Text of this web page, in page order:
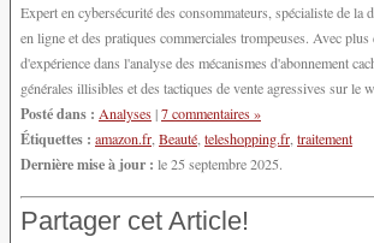
Expert en cybersécurité des consommateurs, spécialiste de la
en ligne et des pratiques commerciales trompeuses. Avec plus
d'expérience dans l'analyse des mécanismes d'abonnement
générales illisibles et des tactiques de vente agressives sur le
Posté dans : Analyses|7 commentaires »
Étiquettes : amazon.fr,Beauté,teleshopping.fr,traitement
Dernière mise à jour : le 25 septembre 2025.
Partager cet Article!